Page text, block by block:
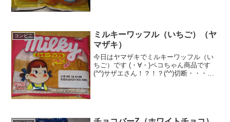
コンビニ
ミルキーワッフル（いちご）（ヤ
マザキ）
今日はヤマザキでミルキーワッフル（い
ちご）です (・∀・)ペコちゃん商品です
(^^)サザエさん！？！？(^^)切断・・・食